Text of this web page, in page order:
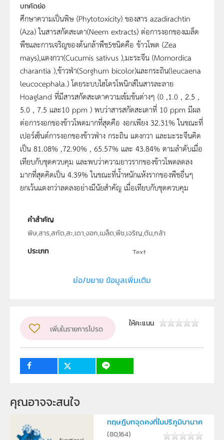
บทคัดย่อ
ศึกษาความเป็นพิษ (Phytotoxicity) ของสาร azadirachtin
(Aza) ในสารสกัดสะเดา(Neem extracts) ต่อการงอกของเมล็ด
พืชและการเจริญของต้นกล้าพืช5ชนิดคือ ข้าวโพด (Zea
mays),แตงกวา(Cucumis sativus ),มะระจีน (Momordica
charantia ),ข้าวฟ่า(Sorghum bicolor)และกระถิน(leucaena
leucocephala.) โดยระบบไฮโดรโพนิกส์ในสารละลาย
Hoagland ที่มีสารสกัดสะเดาความเข้มข้นต่างๆ (0 ,1.0 , 2.5 ,
5.0 , 7.5 และ10 ppm ) พบว่าสารสกัดสะเดาที่ 10 ppm มีผล
ต่อการงอกของข้าวโพดมากที่สุดคือ งอกเพียง 32.31% ในขณะที่
เปอร์เซ็นต์การงอกของข้าวฟ่าง กระถิน แตงกวา และมะระจีนคิด
เป็น 81.08% ,72.90% , 65.57% และ 43.84% ตามลำดับเมื่อ
เทียบกับชุดควบคุม และพบว่าความยาวรากของข้าวโพดลดลง
มากที่สุดคิดเป็น 4.39% ในขณะที่น้ำหนักแห้งรากของพืชอื่นๆ
ยกเว้นแตงกว่าลดลงอย่างมีนัยสำคัญ เมื่อเทียบกับชุดควบคุม
คำสำคัญ
พิษ,สาร,สกัด,สะ,เดา,งอก,เมล็ด,พืช,เจริญ,ต้น,กล้า
ประเภท
Text
ภาควิชาชีววิทยา คณะวิทยาศาสตร์ มหาวิทยาลัยศิลปากร
ระดับชั้น
ม.4, ม.5, ม.6
ย่อ/ขยาย ข้อมูลเพิ่มเติม
เพิ่มในรายการโปรด
ให้คะแนน
คุณอาจจะสนใจ
ทฤษฎีบทจุดคงที่ในปริภูมิบานาค
(80,164)